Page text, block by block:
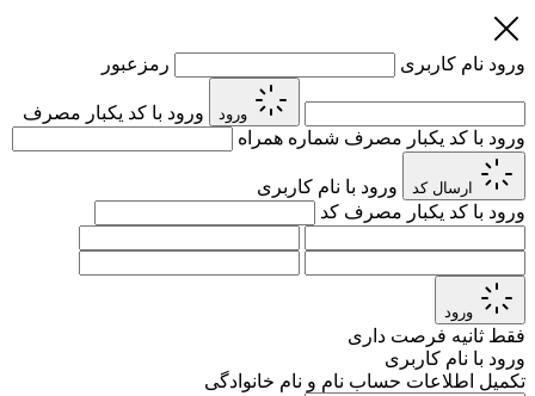
ورود نام کاربری رمزعبور
ورود
ورود با کد یکبار مصرف
ورود با کد یکبار مصرف شماره همراه
ارسال کد
ورود با نام کاربری
ورود با کد یکبار مصرف کد
ورود
فقط ثانیه فرصت داری
ورود با نام کاربری
تکمیل اطلاعات حساب نام و نام خانوادگی